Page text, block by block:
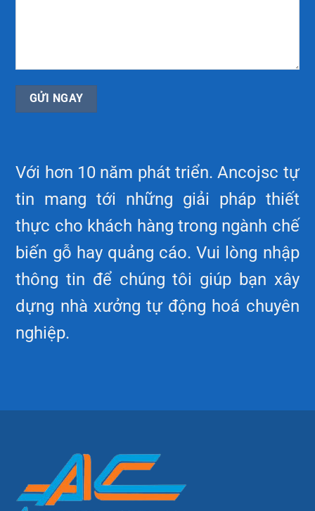
Với hơn 10 năm phát triển. Ancojsc tự
tin mang tới những giải pháp thiết
thực cho khách hàng trong ngành chế
biến gỗ hay quảng cáo. Vui lòng nhập
thông tin để chúng tôi giúp bạn xây
dựng nhà xưởng tự động hoá chuyên
nghiệp.